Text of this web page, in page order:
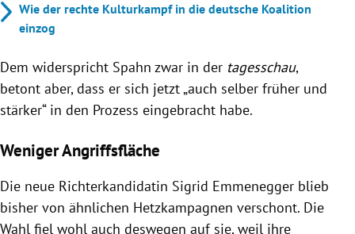
Wie der rechte Kulturkampf in die deutsche Koalition
einzog
Dem widerspricht Spahn zwar in der tagesschau,
betont aber, dass er sich jetzt „auch selber früher und
stärker“ in den Prozess eingebracht habe.
Weniger Angriffsfläche
Die neue Richterkandidatin Sigrid Emmenegger blieb
bisher von ähnlichen Hetzkampagnen verschont. Die
Wahl fiel wohl auch deswegen auf sie, weil ihre